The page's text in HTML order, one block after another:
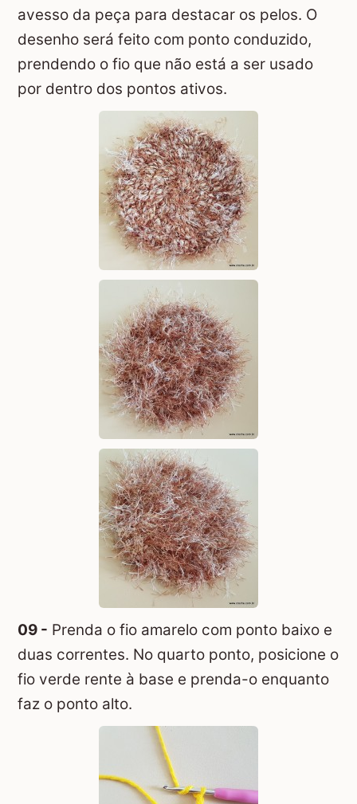
avesso da peça para destacar os pelos. O
desenho será feito com ponto conduzido,
prendendo o fio que não está a ser usado
por dentro dos pontos ativos.
09 - Prenda o fio amarelo com ponto baixo e
duas correntes. No quarto ponto, posicione o
fio verde rente à base e prenda-o enquanto
faz o ponto alto.